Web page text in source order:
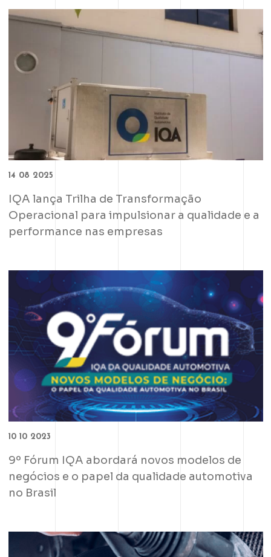
14 08 2025
IQA lança Trilha de Transformação
Operacional para impulsionar a qualidade e a
performance nas empresas
10 10 2023
9º Fórum IQA abordará novos modelos de
negócios e o papel da qualidade automotiva
no Brasil